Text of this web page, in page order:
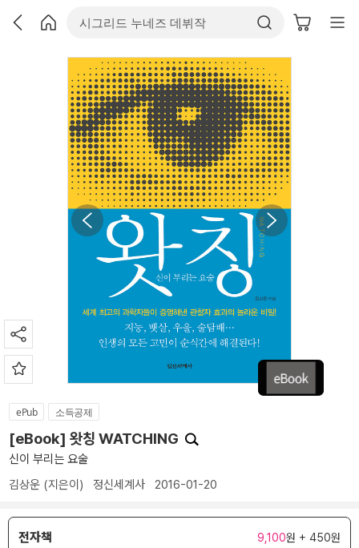
ePub 소득공제
[eBook] 왓칭 WATCHING
신이 부리는 요술
김상운 (지은이) 정신세계사 2016-01-20
전자책 9,100원 + 450원